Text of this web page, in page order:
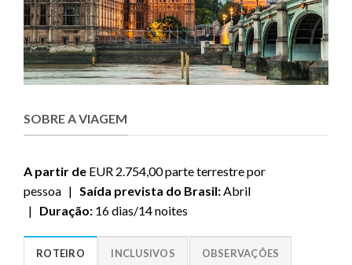
SOBRE A VIAGEM
A partir de EUR 2.754,00 parte terrestre por
pessoa | Saída prevista do Brasil: Abril
| Duração: 16 dias/14 noites
ROTEIRO INCLUSIVOS OBSERVAÇÕES